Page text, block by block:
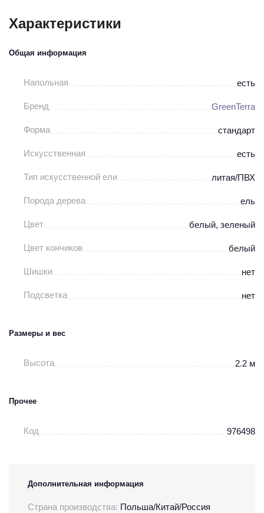
Характеристики
Общая информация
Напольная есть
Бренд GreenTerra
Форма стандарт
Искусственная есть
Тип искусственной ели литая/ПВХ
Порода дерева ель
Цвет белый, зеленый
Цвет кончиков белый
Шишки нет
Подсветка нет
Размеры и вес
Высота 2.2 м
Прочее
Код 976498
Дополнительная информация
Страна производства: Польша/Китай/Россия